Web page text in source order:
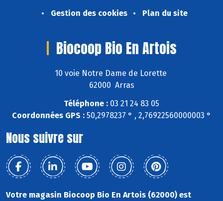
Gestion des cookies
Plan du site
Biocoop Bio En Artois
10 voie Notre Dame de Lorette
62000 Arras
Téléphone : 03 21 24 83 05
Coordonnées GPS : 50,2978237 ° , 2,76922560000003 °
Nous suivre sur
Votre magasin Biocoop Bio En Artois (62000) est